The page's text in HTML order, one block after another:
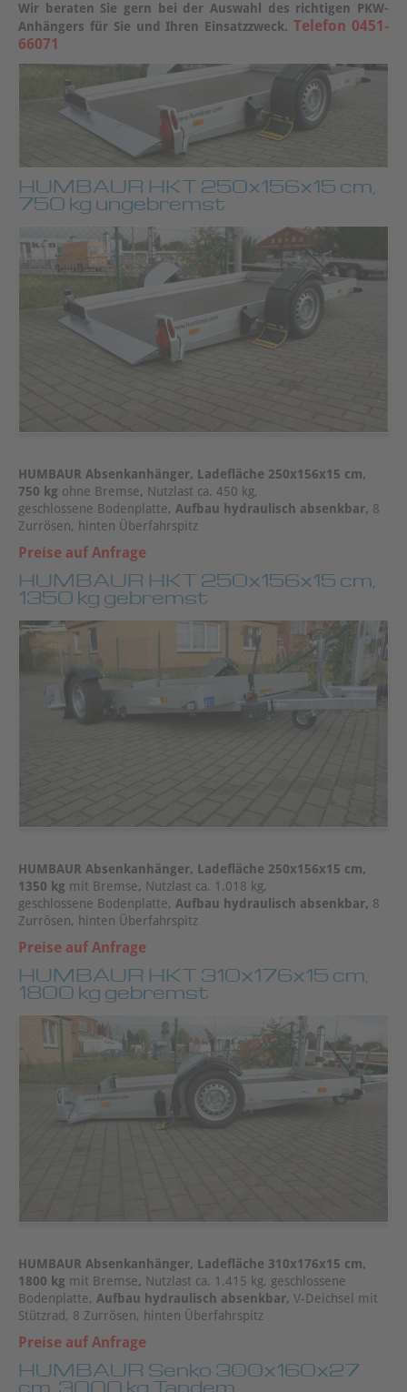
Wir beraten Sie gern bei der Auswahl des richtigen PKW-
Anhängers für Sie und Ihren Einsatzzweck.Telefon 0451-
66071
HUMBAUR HKT 250x156x15 cm,
750 kg ungebremst
HUMBAUR Absenkanhänger, Ladefläche 250x156x15 cm,
750 kg ohne Bremse, Nutzlast ca. 450 kg,
geschlossene Bodenplatte, Aufbau hydraulisch absenkbar, 8
Zurrösen, hinten Überfahrspitz
Preise auf Anfrage
HUMBAUR HKT 250x156x15 cm,
1350 kg gebremst
HUMBAUR Absenkanhänger, Ladefläche 250x156x15 cm,
1350 kg mit Bremse, Nutzlast ca. 1.018 kg,
geschlossene Bodenplatte, Aufbau hydraulisch absenkbar, 8
Zurrösen, hinten Überfahrspitz
Preise auf Anfrage
HUMBAUR HKT 310x176x15 cm,
1800 kg gebremst
HUMBAUR Absenkanhänger, Ladefläche 310x176x15 cm,
1800 kg mit Bremse, Nutzlast ca. 1.415 kg, geschlossene
Bodenplatte, Aufbau hydraulisch absenkbar, V-Deichsel mit
Stützrad, 8 Zurrösen, hinten Überfahrspitz
Preise auf Anfrage
HUMBAUR Senko 300x160x27
cm, 3000 kg Tandem